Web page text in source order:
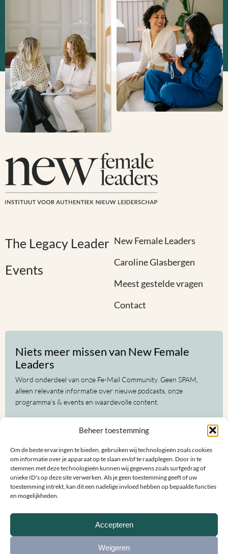
Beheer toestemming
Om de beste ervaringen te bieden, gebruiken wij technologieën zoals cookies
om informatie over je apparaat op te slaan en/of te raadplegen. Door in te
stemmen met deze technologieën kunnen wij gegevens zoals surfgedrag of
unieke ID's op deze site verwerken. Als je geen toestemming geeft of uw
toestemming intrekt, kan dit een nadelige invloed hebben op bepaalde functies
en mogelijkheden.
Accepteren
Weigeren
The Legacy Leader
Events
New Female Leaders
Caroline Glasbergen
Meest gestelde vragen
Contact
Niets meer missen van New Female
Leaders
Word onderdeel van onze Fe-Mail Community. Geen SPAM,
alleen relevante informatie over nieuwe podcasts, onze
programma’s & events en waardevolle content.
(Vereist)
E-
mailadres
(Vereist)